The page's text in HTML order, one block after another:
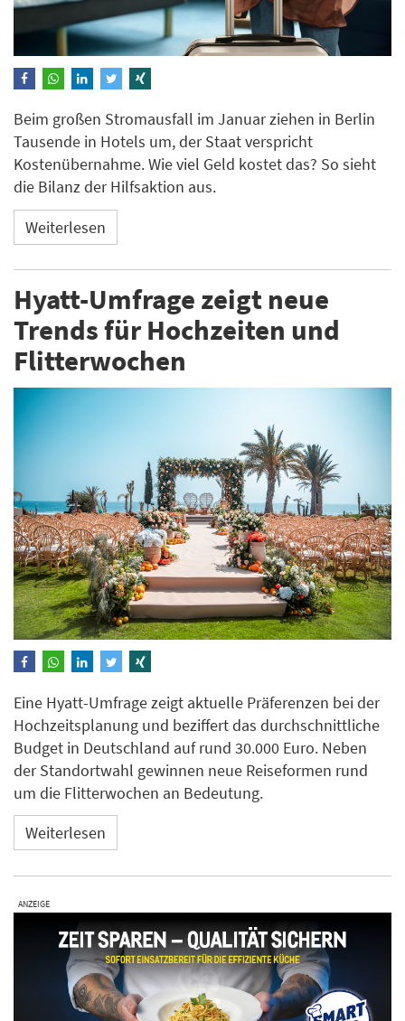
Beim großen Stromausfall im Januar ziehen in Berlin
Tausende in Hotels um, der Staat verspricht
Kostenübernahme. Wie viel Geld kostet das? So sieht
die Bilanz der Hilfsaktion aus.
Weiterlesen
Hyatt-Umfrage zeigt neue
Trends für Hochzeiten und
Flitterwochen
Eine Hyatt-Umfrage zeigt aktuelle Präferenzen bei der
Hochzeitsplanung und beziffert das durchschnittliche
Budget in Deutschland auf rund 30.000 Euro. Neben
der Standortwahl gewinnen neue Reiseformen rund
um die Flitterwochen an Bedeutung.
Weiterlesen
ANZEIGE